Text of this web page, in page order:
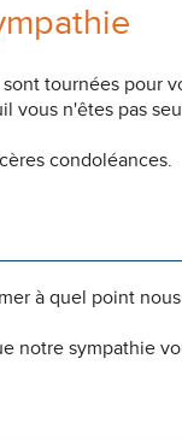
tournées pour
vous n'êtes pas
condoléances.
à quel point
notre sympathie